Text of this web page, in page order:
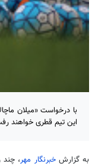
با درخواست «میلان
این تیم قطری خواهند
به گزارشخبرنگار مهر، چند